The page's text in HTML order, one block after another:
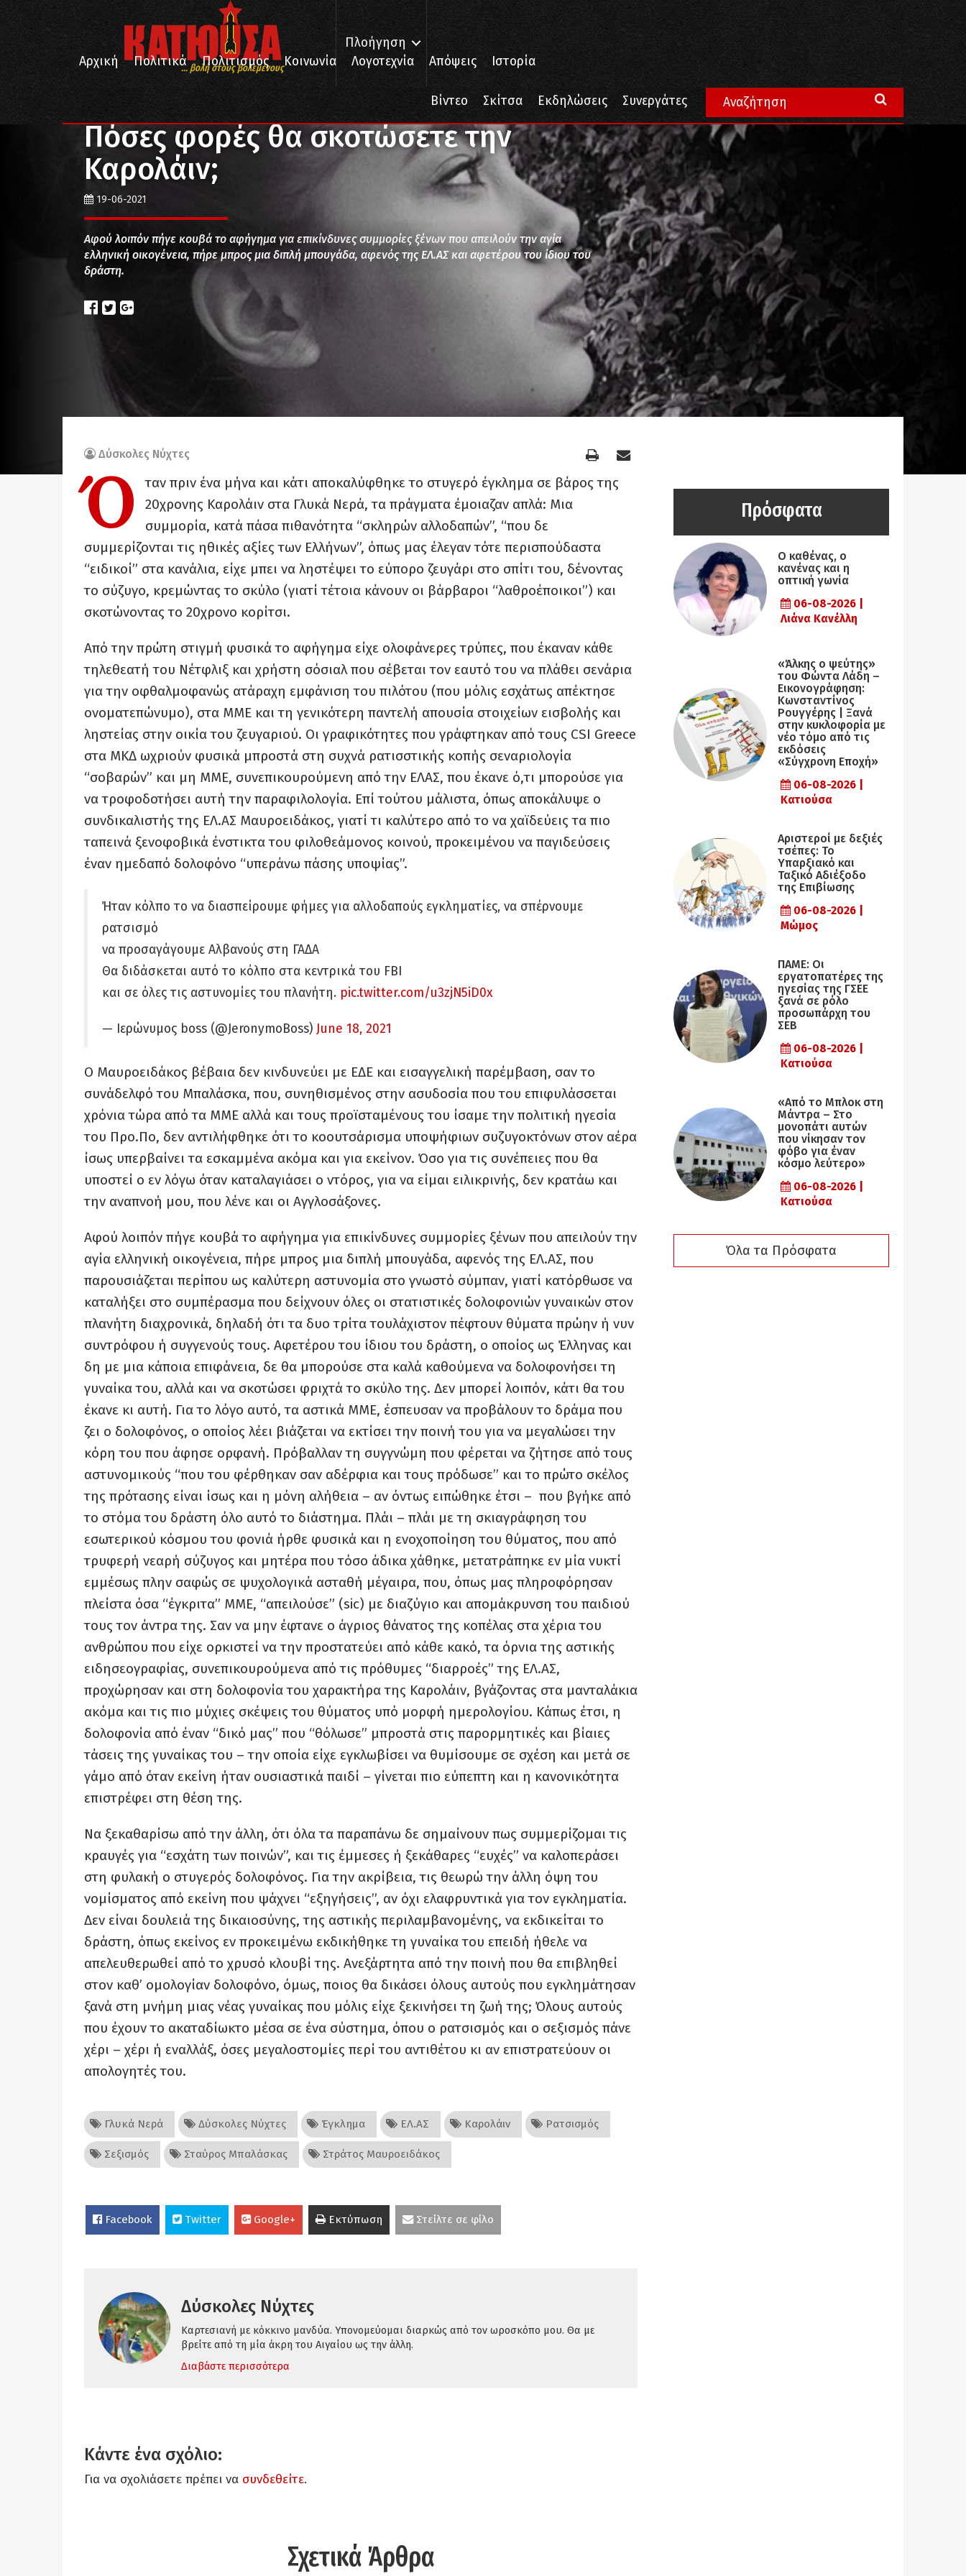
... βολή στους βολεμένους
Πλοήγηση
Αρχική
Πολιτικά Πολιτισμός Κοινωνία Λογοτεχνία Απόψεις Ιστορία
Βίντεο Σκίτσα Εκδηλώσεις Συνεργάτες
Απόψεις
Πόσες φορές θα σκοτώσετε την
Καρολάιν;
19-06-2021
Αφού λοιπόν πήγε κουβά το αφήγημα για επικίνδυνες συμμορίες ξένων που απειλούν την αγία
ελληνική οικογένεια, πήρε μπρος μια διπλή μπουγάδα, αφενός της ΕΛ.ΑΣ και αφετέρου του ίδιου του
δράστη.
Δύσκολες Νύχτες
Ό
ταν πριν ένα μήνα και κάτι αποκαλύφθηκε το στυγερό έγκλημα σε βάρος της
20χρονης Καρολάιν στα Γλυκά Νερά, τα πράγματα έμοιαζαν απλά: Μια
συμμορία, κατά πάσα πιθανότητα “σκληρών αλλοδαπών”, “που δε
συμμερίζονται τις ηθικές αξίες των Ελλήνων”, όπως μας έλεγαν τότε περισπούδαστα
“ειδικοί” στα κανάλια, είχε μπει να ληστέψει το εύπορο ζευγάρι στο σπίτι του, δένοντας
το σύζυγο, κρεμώντας το σκύλο (γιατί τέτοια κάνουν οι βάρβαροι “λαθροέποικοι”) και
σκοτώνοντας το 20χρονο κορίτσι.
Από την πρώτη στιγμή φυσικά το αφήγημα είχε ολοφάνερες τρύπες, που έκαναν κάθε
τηλεθεατή του Νέτφλιξ και χρήστη σόσιαλ που σέβεται τον εαυτό του να πλάθει σενάρια
για την οφθαλμοφανώς ατάραχη εμφάνιση του πιλότου (που μόλις εσχάτως απέκτησε
ονοματεπώνυμο), στα ΜΜΕ και τη γενικότερη παντελή απουσία στοιχείων εισβολής και
ληστείας στην οικία του ζευγαριού. Οι γραφικότητες που γράφτηκαν από τους CSI Greece
στα ΜΚΔ ωχριούν φυσικά μπροστά στη συχνά ρατισστικής κοπής σεναριολογία
“σοβαρών” και μη ΜΜΕ, συνεπικουρούμενη από την ΕΛΑΣ, που έκανε ό,τι μπορούσε για
να τροφοδοτήσει αυτή την παραφιλολογία. Επί τούτου μάλιστα, όπως αποκάλυψε ο
συνδικαλιστής της ΕΛ.ΑΣ Μαυροειδάκος, γιατί τι καλύτερο από το να χαϊδεύεις τα πιο
ταπεινά ξενοφοβικά ένστικτα του φιλοθεάμονος κοινού, προκειμένου να παγιδεύσεις
έναν ημεδαπό δολοφόνο “υπεράνω πάσης υποψίας”.
Ήταν κόλπο το να διασπείρουμε φήμες για αλλοδαπούς εγκληματίες, να σπέρνουμε
ρατσισμό
να προσαγάγουμε Αλβανούς στη ΓΑΔΑ
Θα διδάσκεται αυτό το κόλπο στα κεντρικά του FBI
και σε όλες τις αστυνομίες του πλανήτη. pic.twitter.com/u3zjN5iD0x
— Ιερώνυμος boss (@JeronymoBoss) June 18, 2021
Ο Μαυροειδάκος βέβαια δεν κινδυνεύει με ΕΔΕ και εισαγγελική παρέμβαση, σαν το
συνάδελφό του Μπαλάσκα, που, συνηθισμένος στην ασυδοσία που του επιφυλάσσεται
χρόνια τώρα από τα ΜΜΕ αλλά και τους προϊσταμένους του ίσαμε την πολιτική ηγεσία
του Προ.Πο, δεν αντιλήφθηκε ότι το κοουτσάρισμα υποψήφιων συζυγοκτόνων στον αέρα
ίσως υπερβαίνει τα εσκαμμένα ακόμα και για εκείνον. Όσο για τις συνέπειες που θα
υποστεί ο εν λόγω όταν καταλαγιάσει ο ντόρος, για να είμαι ειλικρινής, δεν κρατάω και
την αναπνοή μου, που λένε και οι Αγγλοσάξονες.
Αφού λοιπόν πήγε κουβά το αφήγημα για επικίνδυνες συμμορίες ξένων που απειλούν την
αγία ελληνική οικογένεια, πήρε μπρος μια διπλή μπουγάδα, αφενός της ΕΛ.ΑΣ, που
παρουσιάζεται περίπου ως καλύτερη αστυνομία στο γνωστό σύμπαν, γιατί κατόρθωσε να
καταλήξει στο συμπέρασμα που δείχνουν όλες οι στατιστικές δολοφονιών γυναικών στον
πλανήτη διαχρονικά, δηλαδή ότι τα δυο τρίτα τουλάχιστον πέφτουν θύματα πρώην ή νυν
συντρόφου ή συγγενούς τους. Αφετέρου του ίδιου του δράστη, ο οποίος ως Έλληνας και
δη με μια κάποια επιφάνεια, δε θα μπορούσε στα καλά καθούμενα να δολοφονήσει τη
γυναίκα του, αλλά και να σκοτώσει φριχτά το σκύλο της. Δεν μπορεί λοιπόν, κάτι θα του
έκανε κι αυτή. Για το λόγο αυτό, τα αστικά ΜΜΕ, έσπευσαν να προβάλουν το δράμα που
ζει ο δολοφόνος, ο οποίος λέει βιάζεται να εκτίσει την ποινή του για να μεγαλώσει την
κόρη του που άφησε ορφανή. Πρόβαλλαν τη συγγνώμη που φέρεται να ζήτησε από τους
αστυνομικούς “που του φέρθηκαν σαν αδέρφια και τους πρόδωσε” και το πρώτο σκέλος
της πρότασης είναι ίσως και η μόνη αλήθεια – αν όντως ειπώθηκε έτσι – που βγήκε από
το στόμα του δράστη όλο αυτό το διάστημα. Πλάι – πλάι με τη σκιαγράφηση του
εσωτερικού κόσμου του φονιά ήρθε φυσικά και η ενοχοποίηση του θύματος, που από
τρυφερή νεαρή σύζυγος και μητέρα που τόσο άδικα χάθηκε, μετατράπηκε εν μία νυκτί
εμμέσως πλην σαφώς σε ψυχολογικά ασταθή μέγαιρα, που, όπως μας πληροφόρησαν
πλείστα όσα “έγκριτα” ΜΜΕ, “απειλούσε” (sic) με διαζύγιο και απομάκρυνση του παιδιού
τους τον άντρα της. Σαν να μην έφτανε ο άγριος θάνατος της κοπέλας στα χέρια του
ανθρώπου που είχε ορκιστεί να την προστατεύει από κάθε κακό, τα όρνια της αστικής
ειδησεογραφίας, συνεπικουρούμενα από τις πρόθυμες “διαρροές” της ΕΛ.ΑΣ,
προχώρησαν και στη δολοφονία του χαρακτήρα της Καρολάιν, βγάζοντας στα μανταλάκια
ακόμα και τις πιο μύχιες σκέψεις του θύματος υπό μορφή ημερολογίου. Κάπως έτσι, η
δολοφονία από έναν “δικό μας” που “θόλωσε” μπροστά στις παρορμητικές και βίαιες
τάσεις της γυναίκας του – την οποία είχε εγκλωβίσει να θυμίσουμε σε σχέση και μετά σε
γάμο από όταν εκείνη ήταν ουσιαστικά παιδί – γίνεται πιο εύπεπτη και η κανονικότητα
επιστρέφει στη θέση της.
Να ξεκαθαρίσω από την άλλη, ότι όλα τα παραπάνω δε σημαίνουν πως συμμερίζομαι τις
κραυγές για “εσχάτη των ποινών”, και τις έμμεσες ή ξεκάθαρες “ευχές” να καλοπεράσει
στη φυλακή ο στυγερός δολοφόνος. Για την ακρίβεια, τις θεωρώ την άλλη όψη του
νομίσματος από εκείνη που ψάχνει “εξηγήσεις”, αν όχι ελαφρυντικά για τον εγκληματία.
Δεν είναι δουλειά της δικαιοσύνης, της αστικής περιλαμβανομένης, να εκδικείται το
δράστη, όπως εκείνος εν προκειμένω εκδικήθηκε τη γυναίκα του επειδή ήθελε να
απελευθερωθεί από το χρυσό κλουβί της. Ανεξάρτητα από την ποινή που θα επιβληθεί
στον καθ’ ομολογίαν δολοφόνο, όμως, ποιος θα δικάσει όλους αυτούς που εγκλημάτησαν
ξανά στη μνήμη μιας νέας γυναίκας που μόλις είχε ξεκινήσει τη ζωή της; Όλους αυτούς
που έχουν το ακαταδίωκτο μέσα σε ένα σύστημα, όπου ο ρατσισμός και ο σεξισμός πάνε
χέρι – χέρι ή εναλλάξ, όσες μεγαλοστομίες περί του αντιθέτου κι αν επιστρατεύουν οι
απολογητές του.
Γλυκά Νερά Δύσκολες Νύχτες Έγκλημα ΕΛ.ΑΣ Καρολάιν Ρατσισμός
Σεξισμός Σταύρος Μπαλάσκας Στράτος Μαυροειδάκος
Facebook Twitter Google+ Εκτύπωση Στείλτε σε φίλο
Δύσκολες Νύχτες
Καρτεσιανή με κόκκινο μανδύα. Υπονομεύομαι διαρκώς από τον ωροσκόπο μου. Θα με
βρείτε από τη μία άκρη του Αιγαίου ως την άλλη.
Διαβάστε περισσότερα
Κάντε ένα σχόλιο:
Για να σχολιάσετε πρέπει να συνδεθείτε.
Σχετικά Άρθρα
Πρόσφατα
Ο καθένας, ο
κανένας και η
οπτική γωνία
06-08-2026 |
Λιάνα Κανέλλη
«Άλκης ο ψεύτης»
του Φώντα Λάδη –
Εικονογράφηση:
Κωνσταντίνος
Ρουγγέρης | Ξανά
στην κυκλοφορία με
νέο τόμο από τις
εκδόσεις
«Σύγχρονη Εποχή»
06-08-2026 |
Κατιούσα
Αριστεροί με δεξιές
τσέπες: Το
Υπαρξιακό και
Ταξικό Αδιέξοδο
της Επιβίωσης
06-08-2026 |
Μώμος
ΠΑΜΕ: Οι
εργατοπατέρες της
ηγεσίας της ΓΣΕΕ
ξανά σε ρόλο
προσωπάρχη του
ΣΕΒ
06-08-2026 |
Κατιούσα
«Από το Μπλοκ στη
Μάντρα – Στο
μονοπάτι αυτών
που νίκησαν τον
φόβο για έναν
κόσμο λεύτερο»
06-08-2026 |
Κατιούσα
Όλα τα Πρόσφατα